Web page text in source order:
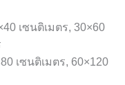
เซนติเมตร, 30×60
เซนติเมตร, 60×120